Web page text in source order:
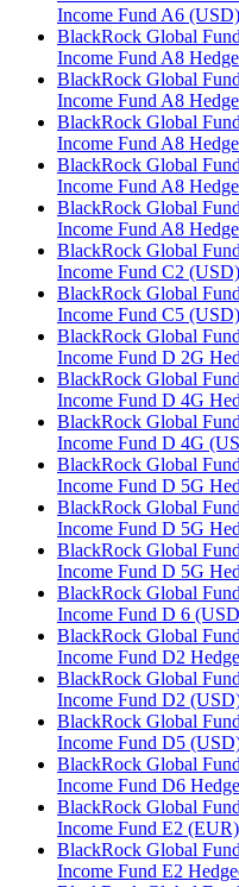
Income Fund A6
BlackRock Global
Income Fund A8
BlackRock Global
Income Fund A8
BlackRock Global
Income Fund A8
BlackRock Global
Income Fund A8
BlackRock Global
Income Fund A8
BlackRock Global
Income Fund C2
BlackRock Global
Income Fund C5
BlackRock Global
Income Fund D 2G
BlackRock Global
Income Fund D 4G
BlackRock Global
Income Fund D 4G
BlackRock Global
Income Fund D 5G
BlackRock Global
Income Fund D 5G
BlackRock Global
Income Fund D 5G
BlackRock Global
Income Fund D 6
BlackRock Global
Income Fund D2
BlackRock Global
Income Fund D2
BlackRock Global
Income Fund D5
BlackRock Global
Income Fund D6
BlackRock Global
Income Fund E2
BlackRock Global
Income Fund E2